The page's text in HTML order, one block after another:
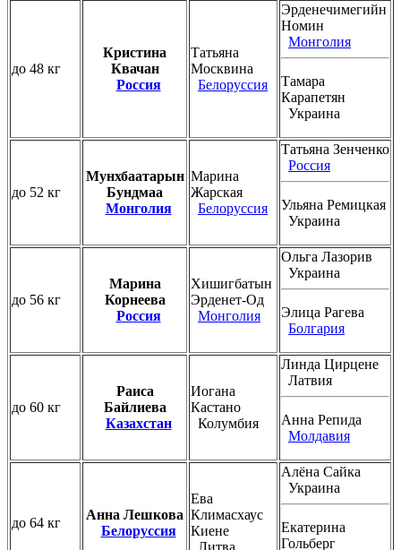
до 48 кг
Кристина
Квачан
Россия
Татьяна
Москвина
Белоруссия
Эрденечимегийн
Номин
Монголия
Тамара
Карапетян
Украина
до 52 кг
Мунхбаатарын
Бундмаа
Монголия
Марина
Жарская
Белоруссия
Татьяна Зенченко
Россия
Ульяна Ремицкая
Украина
до 56 кг
Марина
Корнеева
Россия
Хишигбатын
Эрденет-Од
Монголия
Ольга Лазорив
Украина
Элица Рагева
Болгария
до 60 кг
Раиса
Байлиева
Казахстан
Иогана
Кастано
Колумбия
Линда Цирцене
Латвия
Анна Репида
Молдавия
до 64 кг
Анна Лешкова
Белоруссия
Ева
Климасхаус
Киене
Литва
Алёна Сайка
Украина
Екатерина
Гольберг